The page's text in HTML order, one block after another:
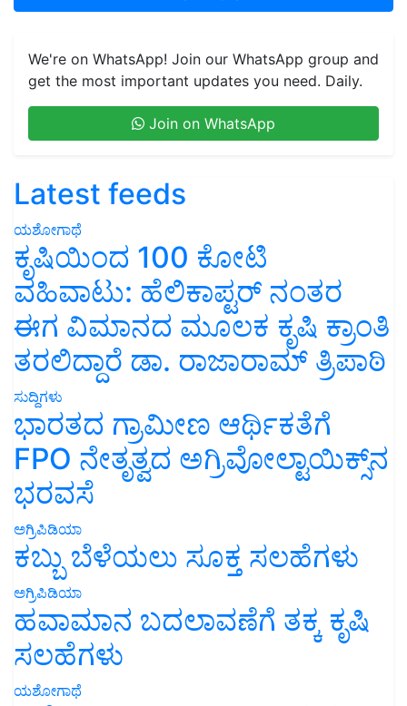
We're on WhatsApp! Join our WhatsApp group and
get the most important updates you need. Daily.
Join on WhatsApp
Latest feeds
ಯಶೋಗಾಥೆ
ಕೃಷಿಯಿಂದ 100 ಕೋಟಿ
ವಹಿವಾಟು: ಹೆಲಿಕಾಪ್ಟರ್ ನಂತರ
ಈಗ ವಿಮಾನದ ಮೂಲಕ ಕೃಷಿ ಕ್ರಾಂತಿ
ತರಲಿದ್ದಾರೆ ಡಾ. ರಾಜಾರಾಮ್ ತ್ರಿಪಾಠಿ
ಸುದ್ದಿಗಳು
ಭಾರತದ ಗ್ರಾಮೀಣ ಆರ್ಥಿಕತೆಗೆ
FPO ನೇತೃತ್ವದ ಅಗ್ರಿವೋಲ್ಟಾಯಿಕ್ಸ್‌ನ
ಭರವಸೆ
ಅಗ್ರಿಪಿಡಿಯಾ
ಕಬ್ಬು ಬೆಳೆಯಲು ಸೂಕ್ತ ಸಲಹೆಗಳು
ಅಗ್ರಿಪಿಡಿಯಾ
ಹವಾಮಾನ ಬದಲಾವಣೆಗೆ ತಕ್ಕ ಕೃಷಿ
ಸಲಹೆಗಳು
ಯಶೋಗಾಥೆ